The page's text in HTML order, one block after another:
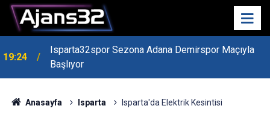
19:24
Isparta32spor Sezona Adana Demirspor Maçıyla
Başlıyor
Anasayfa Isparta Isparta'da Elektrik Kesintisi